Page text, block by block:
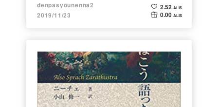
denpasyounenna2
2019/11/23
2.52 ALIS
0.00 ALIS